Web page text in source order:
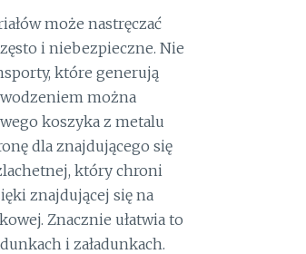
może nastręczać
i niebezpieczne. Nie
które generują
można
koszyka z metalu
dla znajdującego się
który chroni
znajdującej się na
Znacznie ułatwia to
i załadunkach.